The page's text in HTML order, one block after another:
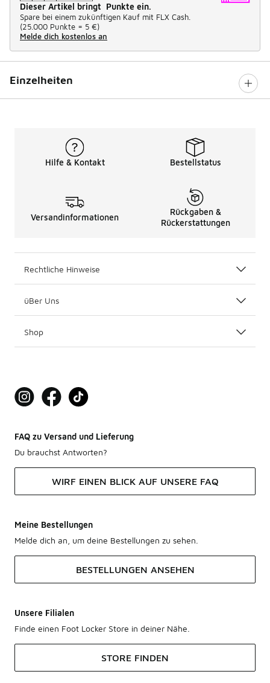
Dieser Artikel bringt Punkte ein.
Spare bei einem zukünftigen Kauf mit FLX Cash.
(25.000 Punkte = 5 €)
Melde dich kostenlos an
Einzelheiten
Hilfe & Kontakt Bestellstatus
Versandinformationen
Rückgaben &
Rückerstattungen
Rechtliche Hinweise
üBer Uns
Shop
FAQ zu Versand und Lieferung
Du brauchst Antworten?
WIRF EINEN BLICK AUF UNSERE FAQ
Meine Bestellungen
Melde dich an, um deine Bestellungen zu sehen.
BESTELLUNGEN ANSEHEN
Unsere Filialen
Finde einen Foot Locker Store in deiner Nähe.
STORE FINDEN